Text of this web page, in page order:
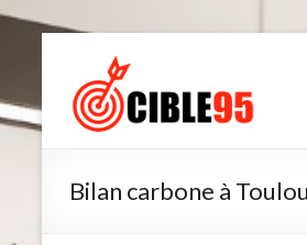
contenuCible95
Bilan carbone à